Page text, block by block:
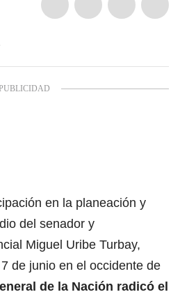
en la planeación y
del senador y
Miguel Uribe Turbay,
de junio en el occidente de
de la Nación radicó el